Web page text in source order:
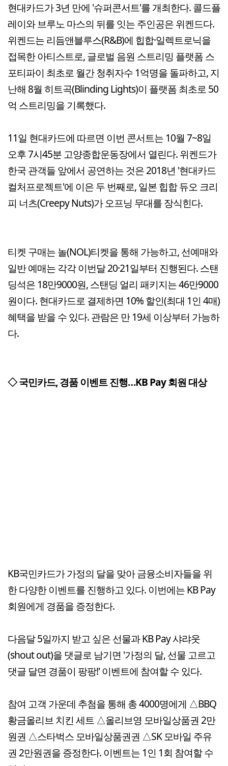
현대카드가 3년 만에 '슈퍼콘서트'를 개최한다. 콜드플
레이와 브루노 마스의 뒤를 잇는 주인공은 위켄드다.
위켄드는 리듬앤블루스(R&B)에 힙합·일렉트로닉을
접목한 아티스트로, 글로벌 음원 스트리밍 플랫폼 스
포티파이 최초로 월간 청취자수 1억명을 돌파하고, 지
난해 8월 히트곡(Blinding Lights)이 플랫폼 최초로 50
억 스트리밍을 기록했다.
11일 현대카드에 따르면 이번 콘서트는 10월 7~8일
오후 7시45분 고양종합운동장에서 열린다. 위켄드가
한국 관객들 앞에서 공연하는 것은 2018년 '현대카드
컬처프로젝트'에 이은 두 번째로, 일본 힙합 듀오 크리
피 너츠(Creepy Nuts)가 오프닝 무대를 장식힌다.
티켓 구매는 놀(NOL)티켓을 통해 가능하고, 선예매와
일반 예매는 각각 이번달 20·21일부터 진행된다. 스탠
딩석은 18만9000원, 스탠딩 얼리 패키지는 46만9000
원이다. 현대카드로 결제하면 10% 할인(최대 1인 4매)
혜택을 받을 수 있다. 관람은 만 19세 이상부터 가능하
다.
◇ 국민카드, 경품 이벤트 진행…KB Pay 회원 대상
KB국민카드가 가정의 달을 맞아 금융소비자들을 위
한 다양한 이벤트를 진행하고 있다. 이번에는 KB Pay
회원에게 경품을 증정한다.
다음달 5일까지 받고 싶은 선물과 KB Pay 샤랴웃
(shout out)을 댓글로 남기면 '가정의 달, 선물 고르고
댓글 달면 경품이 팡팡!' 이벤트에 참여할 수 있다.
참여 고객 가운데 추첨을 통해 총 4000명에게 △BBQ
황금올리브 치킨 세트 △올리브영 모바일상품권 2만
원권 △스타벅스 모바일상품권권 △SK 모바일 주유
권 2만원권을 증정한다. 이벤트는 1인 1회 참여할 수